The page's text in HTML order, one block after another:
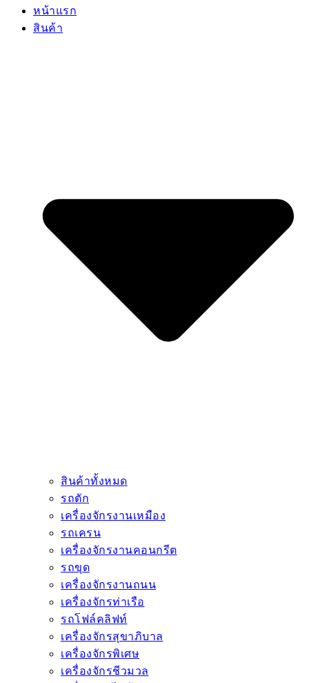
หน้าแรก
สินค้า
สินค้าทั้งหมด
รถตัก
เครื่องจักรงานเหมือง
รถเครน
เครื่องจักรงานคอนกรีต
รถขุด
เครื่องจักรงานถนน
เครื่องจักรท่าเรือ
รถโฟล์คลิฟท์
เครื่องจักรสุขาภิบาล
เครื่องจักรพิเศษ
เครื่องจักรชีวมวล